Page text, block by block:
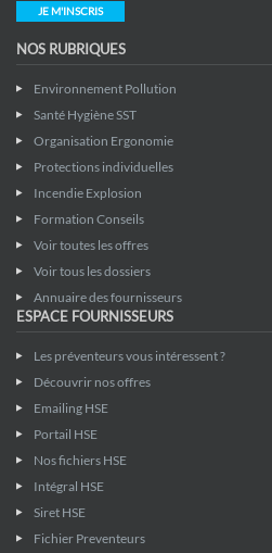
JE M'INSCRIS
NOS RUBRIQUES
Environnement Pollution
Santé Hygiène SST
Organisation Ergonomie
Protections individuelles
Incendie Explosion
Formation Conseils
Voir toutes les offres
Voir tous les dossiers
Annuaire des fournisseurs
ESPACE FOURNISSEURS
Les préventeurs vous intéressent ?
Découvrir nos offres
Emailing HSE
Portail HSE
Nos fichiers HSE
Intégral HSE
Siret HSE
Fichier Preventeurs